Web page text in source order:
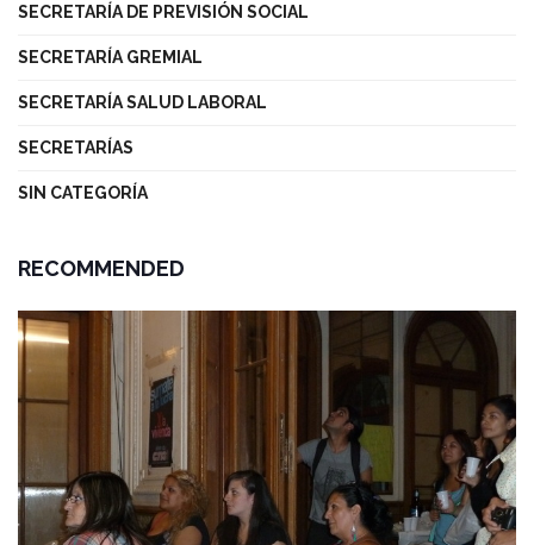
SECRETARÍA DE PREVISIÓN SOCIAL
SECRETARÍA GREMIAL
SECRETARÍA SALUD LABORAL
SECRETARÍAS
SIN CATEGORÍA
RECOMMENDED